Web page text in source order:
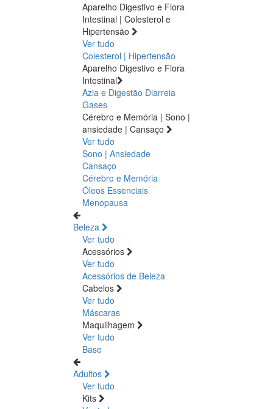
Aparelho Digestivo e Flora
Intestinal | Colesterol e
Hipertensão
Ver tudo
Colesterol | Hipertensão
Aparelho Digestivo e Flora
Intestinal
Azia e Digestão Diarreia
Gases
Cérebro e Memória | Sono |
ansiedade | Cansaço
Ver tudo
Sono | Ansiedade
Cansaço
Cérebro e Memória
Óleos Essenciais
Menopausa
Beleza
Ver tudo
Acessórios
Ver tudo
Acessórios de Beleza
Cabelos
Ver tudo
Máscaras
Maquilhagem
Ver tudo
Base
Adultos
Ver tudo
Kits